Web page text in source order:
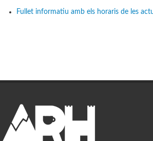
Fullet informatiu amb els horaris de les